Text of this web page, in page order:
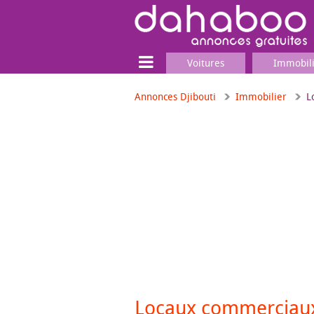
Voitures
Annonces Djibouti Immobilier
Locaux